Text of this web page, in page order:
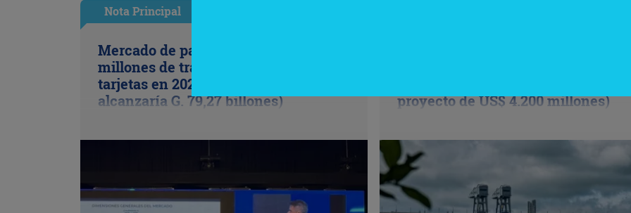
Nota Principal
Mercado de pagos proyecta 656
millones de transacciones con
tarjetas en 2026 (volumen operado
alcanzaría G. 79,27 billones)
proyecto de US$ 4.200 millones)